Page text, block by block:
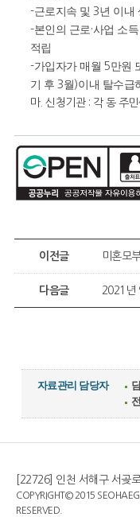
-근로지속 및3년 이내
-본인의 근로·사업 소
적립
-가입자가 매월 5만원
기 후 3월 )이내 탈수급
마. 신청기관 : 각 동 주민
이전글 미혼모
다음글 2021년
자료관리 담당자
[22726] 인천 서해구 서곶
COPYRIGHT© 2015
RESERVED.